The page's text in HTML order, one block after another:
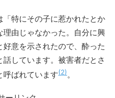
「特にその子に惹かれたとか
由じゃなかった。自分に興
意を示されたので、酔った
しています。被害者だとさ
呼ばれています 2 。